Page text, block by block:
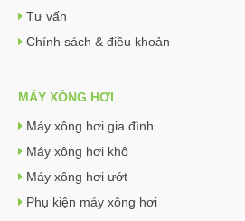
Tư vấn
Chính sách & điều khoản
MÁY XÔNG HƠI
Máy xông hơi gia đình
Máy xông hơi khô
Máy xông hơi ướt
Phụ kiện máy xông hơi